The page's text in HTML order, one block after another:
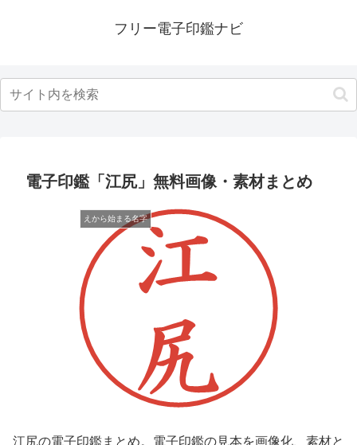
フリー電子印鑑ナビ
電子印鑑「江尻」無料画像・素材まとめ
えから始まる名字
江尻の電子印鑑まとめ。電子印鑑の見本を画像化、素材と